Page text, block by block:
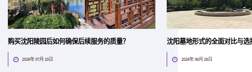
购买沈阳陵园后如何确保后续服务的质量？
 2026年 07月 10日
沈阳墓地形式的全面对比与选
 2026年 06月 26日